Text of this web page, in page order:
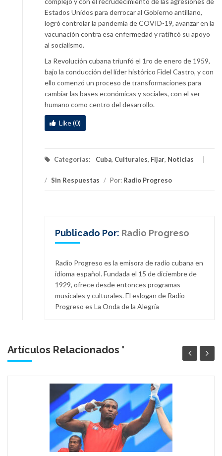
Estados Unidos para derrocar al Gobierno antillano,
logró controlar la pandemia de COVID-19, avanzar en la
vacunación contra esa enfermedad y ratificó su apoyo
al socialismo.
La Revolución cubana triunfó el 1ro de enero de 1959,
bajo la conducción del líder histórico Fidel Castro, y con
ello comenzó un proceso de transformaciones para
cambiar las bases económicas y sociales, con el ser
humano como centro del desarrollo.
Like (0)
Categorías: Cuba, Culturales, Fijar, Noticias
/ Sin Respuestas / Por: Radio Progreso
Publicado Por: Radio Progreso
Radio Progreso es la emisora de radio cubana en
idioma español. Fundada el 15 de diciembre de
1929, ofrece desde entonces programas
musicales y culturales. El eslogan de Radio
Progreso es La Onda de la Alegría
Artículos Relacionados '